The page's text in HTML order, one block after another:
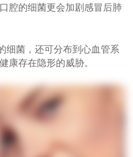
腔的细菌更会加剧感冒后肺
菌，还可分布到心血管系
康存在隐形的威胁。